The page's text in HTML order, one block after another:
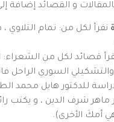
و القصائد إضافة
نقرأ لكل من: تمام
قصائد لكل من الشعراء:
للدكتور هايل محمد
شرف الدين ، و يكتب
أمكَ الأخرى).